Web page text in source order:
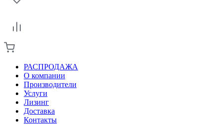
РАСПРОДАЖА
О компании
Производители
Услуги
Лизинг
Доставка
Контакты